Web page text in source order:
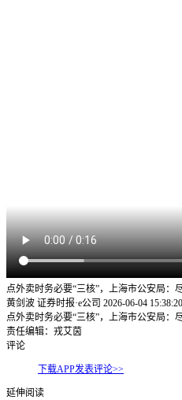
点外卖时务必要“三核”，上海市公安局
黄剑波 证券时报·e公司 2026-06-04 15:38:20
点外卖时务必要“三核”，上海市公安局
责任编辑：戎艾茵
评论
下载APP发表评论>>
延伸阅读